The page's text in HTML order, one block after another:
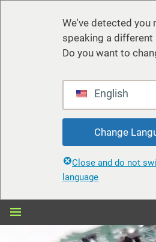
We've detected you
speaking a different
Do you want to
English
Change
Close and do not
language
Zum